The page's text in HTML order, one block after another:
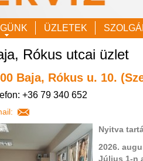
ÜZLETEK
Rókus utcai üzlet
Baja, Rókus u. 10.
+36 79 340 652
Nyitva
2026.
Július 1-n